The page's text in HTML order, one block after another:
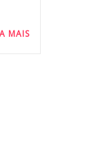
MAIS